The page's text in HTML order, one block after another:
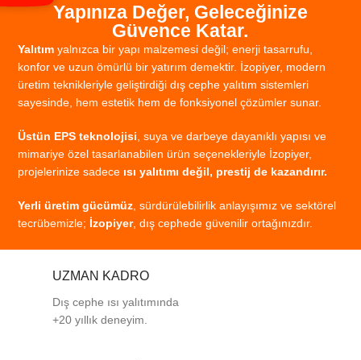
Yapınıza Değer, Geleceğinize
Güvence Katar.
Yalıtım yalnızca bir yapı malzemesi değil; enerji tasarrufu,
konfor ve uzun ömürlü bir yatırım demektir. İzopiyer, modern
üretim teknikleriyle geliştirdiği dış cephe yalıtım sistemleri
sayesinde, hem estetik hem de fonksiyonel çözümler sunar.
Üstün EPS teknolojisi suya ve darbeye dayanıklı yapısı ve
mimariye özel tasarlanabilen ürün seçenekleriyle İzopiyer,
projelerinize sadece ısı yalıtımı değil, prestij de kazandırır.
Yerli üretim gücümüz sürdürülebilirlik anlayışımız ve sektörel
tecrübemizle; İzopiyer, dış cephede güvenilir ortağınızdır.
UZMAN KADRO
Dış cephe ısı yalıtımında
+20 yıllık deneyim.